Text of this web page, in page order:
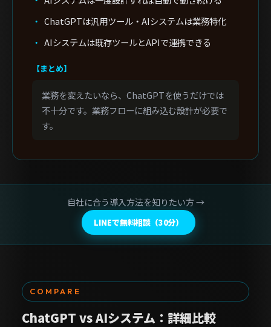
ChatGPTは汎用ツール・AIシステムは業務特化
AIシステムは既存ツールとAPIで連携できる
【まとめ】
業務を変えたいなら、ChatGPTを使うだけでは
不十分です。業務フローに組み込む設計が必要で
す。
自社に合う導入方法を知りたい方 →
LINEで無料相談（30分）
COMPARE
ChatGPT vs AIシステム：詳細比較